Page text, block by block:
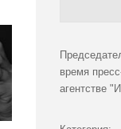
время
агентстве